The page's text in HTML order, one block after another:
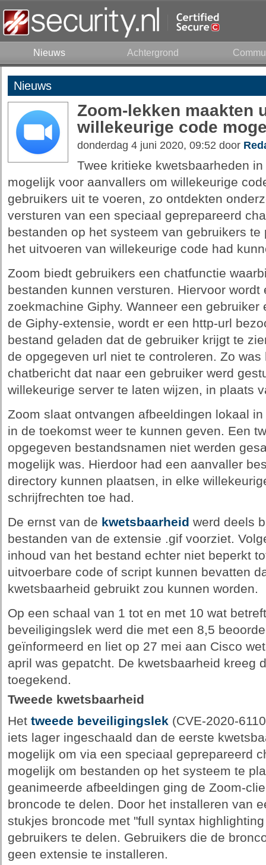
Nieuws Achtergrond
Nieuws
Zoom-lekken maakten
willekeurige code
donderdag 4 juni 2020, 09:52 door
Twee kritieke kwetsbaarheden
mogelijk voor aanvallers om willekeurige
gebruikers uit te voeren, zo ontdekten
versturen van een speciaal geprepareerd
bestanden op het systeem van gebruikers
het uitvoeren van willekeurige code had
Zoom biedt gebruikers een chatfunctie
bestanden kunnen versturen. Hiervoor
zoekmachine Giphy. Wanneer een
de Giphy-extensie, wordt er een http-url
bestand geladen dat de gebruiker krijgt te
de opgegeven url niet te controleren. Zo
chatbericht dat naar een gebruiker werd
willekeurige server te laten wijzen, in plaats
Zoom slaat ontvangen afbeeldingen lokaal
in de toekomst weer te kunnen geven. Een
opgegeven bestandsnamen niet werden
mogelijk was. Hierdoor had een aanvaller
directory kunnen plaatsen, in elke
schrijfrechten toe had.
De ernst van de kwetsbaarheid werd deels
bestanden van de extensie .gif voorziet.
inhoud van het bestand echter niet beperkt
uitvoerbare code of script kunnen bevatten
kwetsbaarheid gebruikt zou kunnen worden.
Op een schaal van 1 tot en met 10 wat
beveiligingslek werd die met een 8,5
geïnformeerd en liet op 27 mei aan Cisco
april was gepatcht. De kwetsbaarheid kreeg
toegekend.
Tweede kwetsbaarheid
Het tweede beveiligingslek(CVE-2020-
iets lager ingeschaald dan de eerste
mogelijk om via een speciaal geprepareerd
mogelijk om bestanden op het systeem te
geanimeerde afbeeldingen ging de Zoom-
broncode te delen. Door het installeren van
stukjes broncode met "full syntax
gebruikers te delen. Gebruikers die de
geen extensie te installeren.